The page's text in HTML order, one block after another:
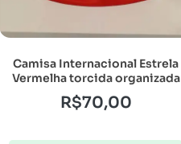
Camisa Internacional Estrela
Vermelha torcida organizada
R$70,00